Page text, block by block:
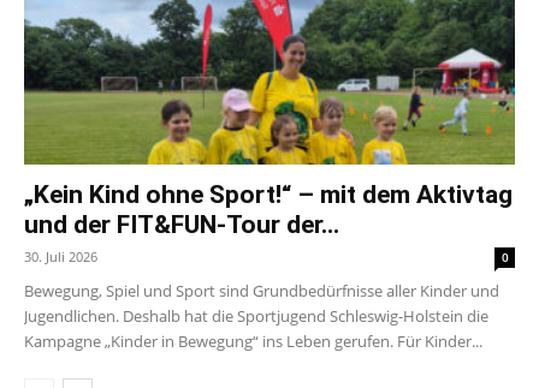
„Kein Kind ohne Sport!“ – mit dem Aktivtag
und der FIT&FUN-Tour der...
30. Juli 2026 0
Bewegung, Spiel und Sport sind Grundbedürfnisse aller Kinder und
Jugendlichen. Deshalb hat die Sportjugend Schleswig-Holstein die
Kampagne „Kinder in Bewegung“ ins Leben gerufen. Für Kinder...